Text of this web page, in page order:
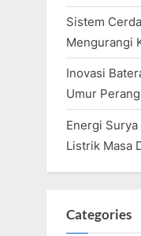
Sistem
Mengurangi
Inovasi
Umur
Energi
Listrik Masa
Categories